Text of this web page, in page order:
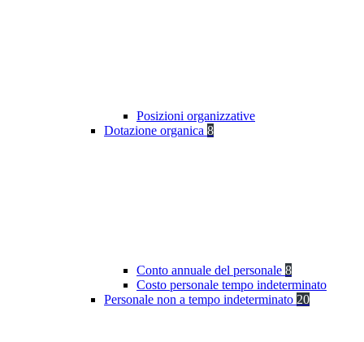
Posizioni organizzative
Dotazione organica 8
Conto annuale del personale 8
Costo personale tempo indeterminato
Personale non a tempo indeterminato 20